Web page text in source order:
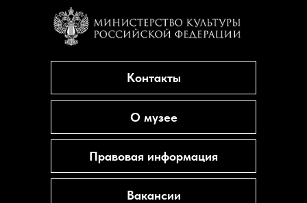
Контакты
Вакансии
О музее
Правовая информация